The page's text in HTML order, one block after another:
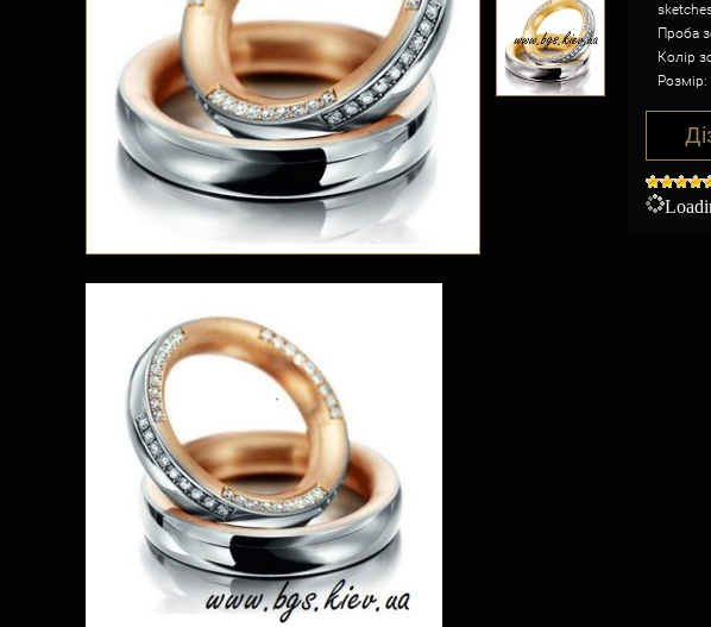
Проба
Колір